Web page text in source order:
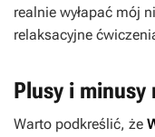
realnie wyłapać mój
relaksacyjne
Plusy i minusy
Warto podkreślić, że